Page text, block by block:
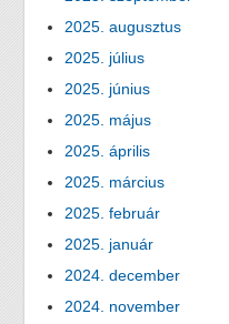
2025. augusztus
2025. július
2025. június
2025. május
2025. április
2025. március
2025. február
2025. január
2024. december
2024. november